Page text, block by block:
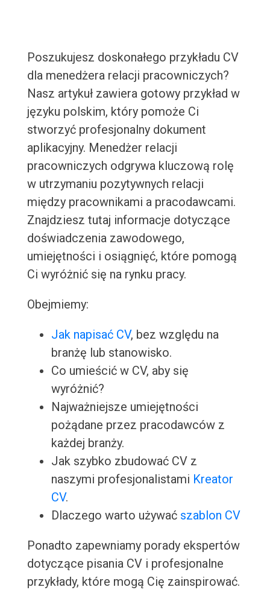
Poszukujesz doskonałego przykładu CV
dla menedżera relacji pracowniczych?
Nasz artykuł zawiera gotowy przykład w
języku polskim, który pomoże Ci
stworzyć profesjonalny dokument
aplikacyjny. Menedżer relacji
pracowniczych odgrywa kluczową rolę
w utrzymaniu pozytywnych relacji
między pracownikami a pracodawcami.
Znajdziesz tutaj informacje dotyczące
doświadczenia zawodowego,
umiejętności i osiągnięć, które pomogą
Ci wyróżnić się na rynku pracy.
Obejmiemy:
Jak napisać CV, bez względu na
branżę lub stanowisko.
Co umieścić w CV, aby się
wyróżnić?
Najważniejsze umiejętności
pożądane przez pracodawców z
każdej branży.
Jak szybko zbudować CV z
naszymi profesjonalistami Kreator
CV.
Dlaczego warto używać szablon CV
Ponadto zapewniamy porady ekspertów
dotyczące pisania CV i profesjonalne
przykłady, które mogą Cię zainspirować.